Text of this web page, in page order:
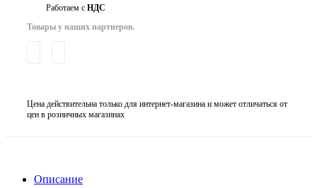
Работаем с НДС
Товары у наших партнеров.
Цена действительна только для интернет-магазина и может отличаться от
цен в розничных магазинах
Описание